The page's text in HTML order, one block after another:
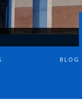
BLOG